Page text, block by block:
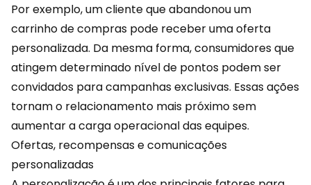
Por exemplo, um cliente que abandonou um
carrinho de compras pode receber uma oferta
personalizada. Da mesma forma, consumidores que
atingem determinado nível de pontos podem ser
convidados para campanhas exclusivas. Essas ações
tornam o relacionamento mais próximo sem
aumentar a carga operacional das equipes.
Ofertas, recompensas e comunicações
personalizadas